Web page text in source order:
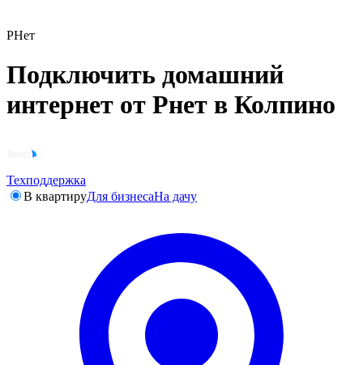
РНет
Подключить домашний
интернет от Рнет в Колпино
Техподдержка
В квартируДля бизнесаНа дачу